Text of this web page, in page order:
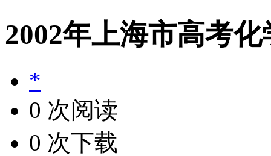
2002年上海市高考
*
0 次阅读
0 次下载